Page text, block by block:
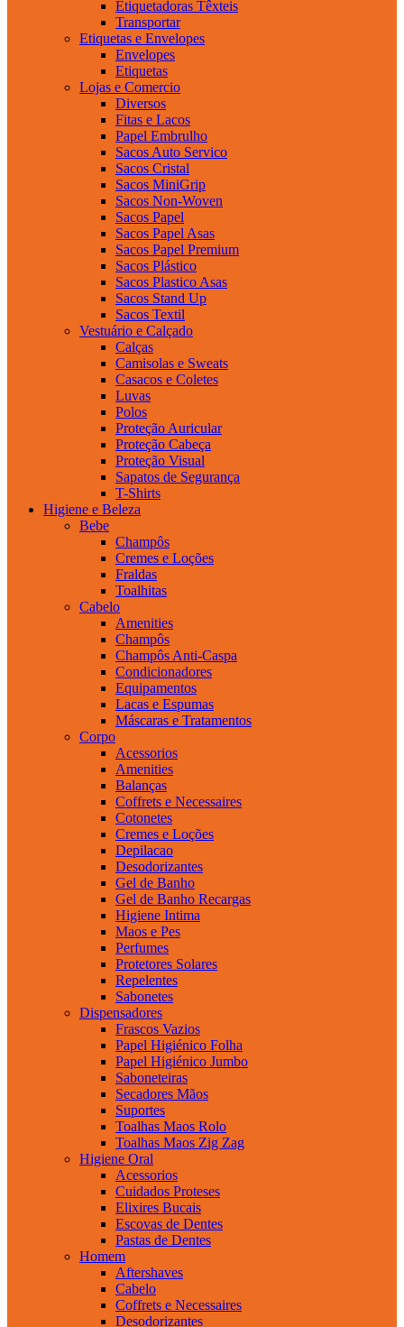
Etiquetadoras Têxteis
Transportar
Etiquetas e Envelopes
Envelopes
Etiquetas
Lojas e Comercio
Diversos
Fitas e Lacos
Papel Embrulho
Sacos Auto Servico
Sacos Cristal
Sacos MiniGrip
Sacos Non-Woven
Sacos Papel
Sacos Papel Asas
Sacos Papel Premium
Sacos Plástico
Sacos Plastico Asas
Sacos Stand Up
Sacos Textil
Vestuário e Calçado
Calças
Camisolas e Sweats
Casacos e Coletes
Luvas
Polos
Proteção Auricular
Proteção Cabeça
Proteção Visual
Sapatos de Segurança
T-Shirts
Higiene e Beleza
Bebe
Champôs
Cremes e Loções
Fraldas
Toalhitas
Cabelo
Amenities
Champôs
Champôs Anti-Caspa
Condicionadores
Equipamentos
Lacas e Espumas
Máscaras e Tratamentos
Corpo
Acessorios
Amenities
Balanças
Coffrets e Necessaires
Cotonetes
Cremes e Loções
Depilacao
Desodorizantes
Gel de Banho
Gel de Banho Recargas
Higiene Intima
Maos e Pes
Perfumes
Protetores Solares
Repelentes
Sabonetes
Dispensadores
Frascos Vazios
Papel Higiénico Folha
Papel Higiénico Jumbo
Saboneteiras
Secadores Mãos
Suportes
Toalhas Maos Rolo
Toalhas Maos Zig Zag
Higiene Oral
Acessorios
Cuidados Proteses
Elixires Bucais
Escovas de Dentes
Pastas de Dentes
Homem
Aftershaves
Cabelo
Coffrets e Necessaires
Desodorizantes